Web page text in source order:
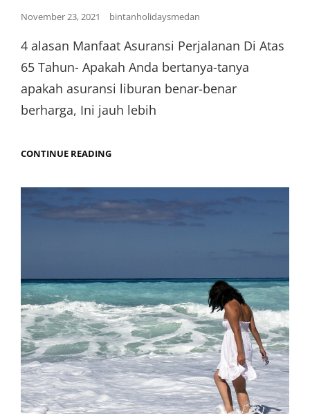
November 23, 2021 bintanholidaysmedan
4 alasan Manfaat Asuransi Perjalanan Di Atas
65 Tahun- Apakah Anda bertanya-tanya
apakah asuransi liburan benar-benar
berharga, Ini jauh lebih
CONTINUE READING